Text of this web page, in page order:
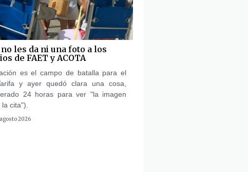
no les da ni una foto a los
de FAET y ACOTA
es el campo de batalla para el
y ayer quedó clara una cosa,
24 horas para ver "la imagen
cita").
2026